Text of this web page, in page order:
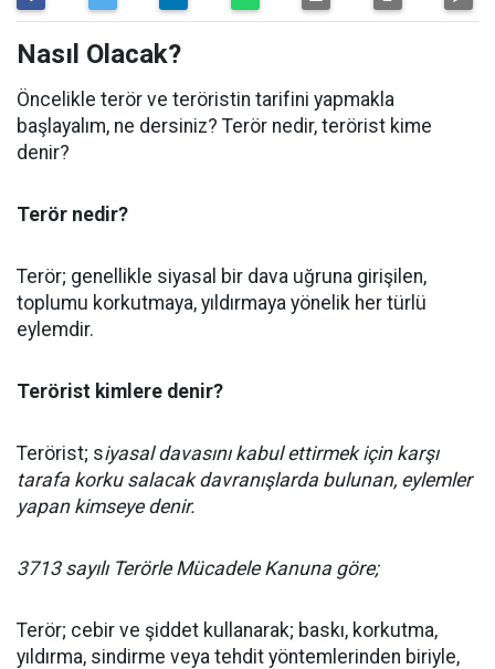
Nasıl Olacak?
Öncelikle terör ve teröristin tarifini yapmakla
başlayalım, ne dersiniz? Terör nedir, terörist kime
denir?
Terör nedir?
Terör; genellikle siyasal bir dava uğruna girişilen,
toplumu korkutmaya, yıldırmaya yönelik her türlü
eylemdir.
Terörist kimlere denir?
Terörist; siyasal davasını kabul ettirmek için karşı
tarafa korku salacak davranışlarda bulunan, eylemler
yapan kimseye denir.
3713 sayılı Terörle Mücadele Kanuna göre;
Terör; cebir ve şiddet kullanarak; baskı, korkutma,
yıldırma, sindirme veya tehdit yöntemlerinden biriyle,